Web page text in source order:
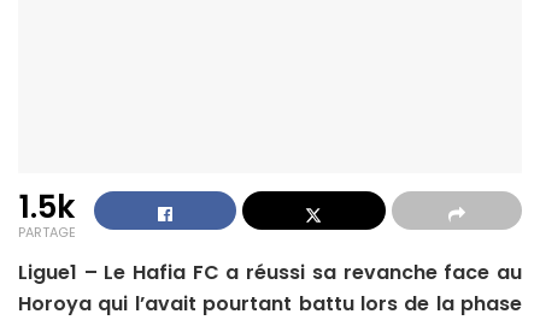
1.5k
PARTAGE
Ligue1 – Le Hafia FC a réussi sa revanche face au
Horoya qui l’avait pourtant battu lors de la phase